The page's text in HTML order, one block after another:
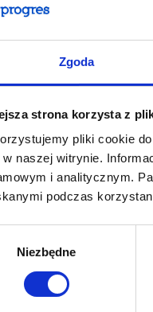
Zgoda
strona korzysta z
pliki cookie
w naszej witrynie.
i analitycznym.
podczas
Niezbędne